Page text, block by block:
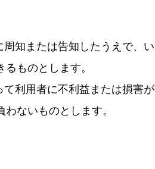
知または告知したうえで、い
ものとします。
利用者に不利益または損害が
ないものとします。